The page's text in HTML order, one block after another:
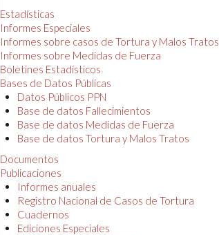
Estadísticas
Informes Especiales
Informes sobre casos de Tortura y Malos Tratos
Informes sobre Medidas de Fuerza
Boletines Estadísticos
Bases de Datos Públicas
Datos Públicos PPN
Base de datos Fallecimientos
Base de datos Medidas de Fuerza
Base de datos Tortura y Malos Tratos
Documentos
Publicaciones
Informes anuales
Registro Nacional de Casos de Tortura
Cuadernos
Ediciones Especiales